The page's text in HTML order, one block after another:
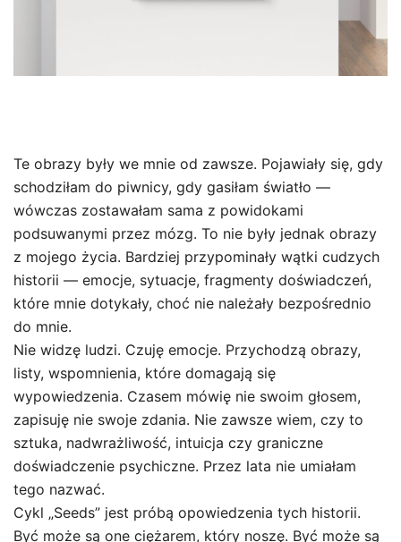
Te obrazy były we mnie od zawsze. Pojawiały się, gdy
schodziłam do piwnicy, gdy gasiłam światło —
wówczas zostawałam sama z powidokami
podsuwanymi przez mózg. To nie były jednak obrazy
z mojego życia. Bardziej przypominały wątki cudzych
historii — emocje, sytuacje, fragmenty doświadczeń,
które mnie dotykały, choć nie należały bezpośrednio
do mnie.
Nie widzę ludzi. Czuję emocje. Przychodzą obrazy,
listy, wspomnienia, które domagają się
wypowiedzenia. Czasem mówię nie swoim głosem,
zapisuję nie swoje zdania. Nie zawsze wiem, czy to
sztuka, nadwrażliwość, intuicja czy graniczne
doświadczenie psychiczne. Przez lata nie umiałam
tego nazwać.
Cykl „Seeds” jest próbą opowiedzenia tych historii.
Być może są one ciężarem, który noszę. Być może są